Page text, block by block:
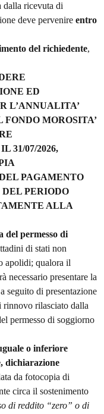
dalla ricevuta di
deve pervenire entro
del richiedente,
ED
L’ANNUALITA’
MOROSITA’
31/07/2026,
PAGAMENTO
PERIODO
ALLA
del permesso di
di stati non
apolidi; qualora il
necessario presentare la
seguito di presentazione
rilasciato dalla
permesso di soggiorno
o inferiore
dichiarazione
da fotocopia di
circa il sostenimento
di reddito “zero” o di